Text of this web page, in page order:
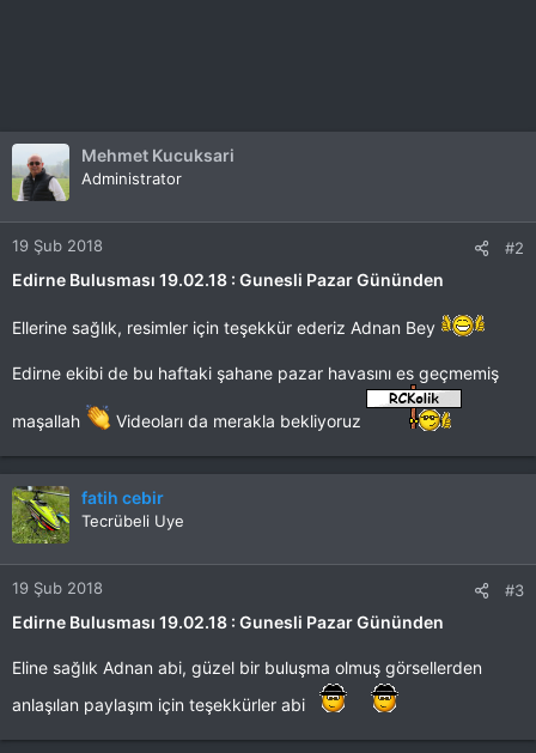
Mehmet Kucuksari
Administrator
19 Şub 2018 #2
Edirne Bulusması 19.02.18 : Gunesli Pazar Gününden
Ellerine sağlık, resimler için teşekkür ederiz Adnan Bey
Edirne ekibi de bu haftaki şahane pazar havasını es geçmemiş
maşallah Videoları da merakla bekliyoruz
fatih cebir
Tecrübeli Uye
19 Şub 2018 #3
Edirne Bulusması 19.02.18 : Gunesli Pazar Gününden
Eline sağlık Adnan abi, güzel bir buluşma olmuş görsellerden
anlaşılan paylaşım için teşekkürler abi